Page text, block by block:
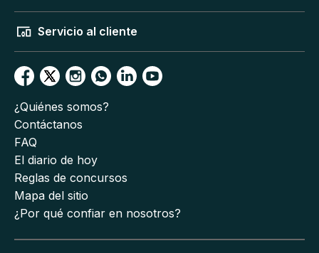
Servicio al cliente
¿Quiénes somos?
Contáctanos
FAQ
El diario de hoy
Reglas de concursos
Mapa del sitio
¿Por qué confiar en nosotros?